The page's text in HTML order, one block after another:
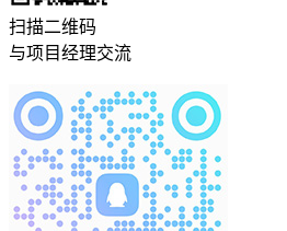
扫描二维码
与项目经理交流